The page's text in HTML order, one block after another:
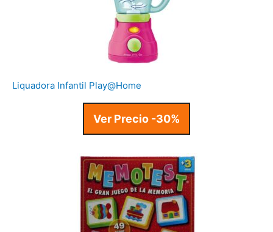
Liquadora Infantil Play@Home
Ver Precio -30%